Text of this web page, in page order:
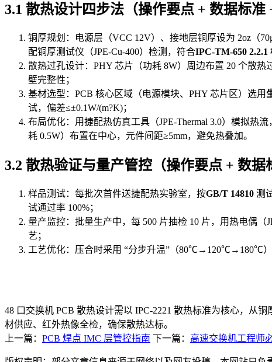
3.1 散热设计四步法（操作要点 + 数据标准
铜厚规划：电源层（VCC 12V）、接地层铜厚设为 2oz（
配铜厚测试仪（JPE-Cu-400）检测，符合IPC-TM-650 2.2.1
散热过孔设计：PHY 芯片（功耗 8W）周边布置 20 个散热
壁完整性；
基材选型：PCB 核心区域（电源模块、PHY 芯片区）选用
试，偏差≤±0.1W/(m?K)；
布局优化：用捷配热仿真工具（JPE-Thermal 3.0）模拟热
耗 0.5W）布置在中心，元件间距≥5mm，避免热叠加。
3.2 散热验证与量产管控（操作要点 + 数据
样品测试：每批次首件送捷配热实验室，按GB/T 14810 测
试通过率 100%；
量产监控：批量生产中，每 500 片抽检 10 片，用热电偶
艺；
工艺优化：压合时采用 “分步升温”（80℃→120℃→180℃）
48 口交换机 PCB 散热设计需以 IPC-2221 散热标准为核心，从
材供应、红外热像全检，确保散热达标。
上一篇： PCB 焊点 IMC 层管控指南 下一篇： 高速交换机工程师